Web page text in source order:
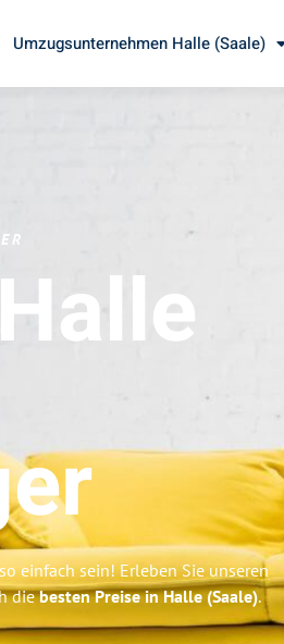
Umzugsunternehmen Halle (Saale)
einfach sein! Erleben Sie unseren
diebesten Preise in Halle (Saale).